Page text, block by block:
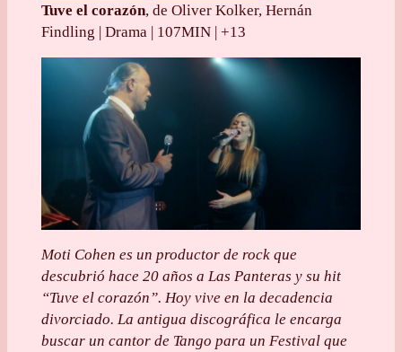
Tuve el corazón, de Oliver Kolker, Hernán
Findling | Drama | 107MIN | +13
Moti Cohen es un productor de rock que
descubrió hace 20 años a Las Panteras y su hit
“Tuve el corazón”. Hoy vive en la decadencia
divorciado. La antigua discográfica le encarga
buscar un cantor de Tango para un Festival que